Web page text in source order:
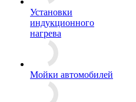
Установки
индукционного
нагрева
Мойки автомобилей